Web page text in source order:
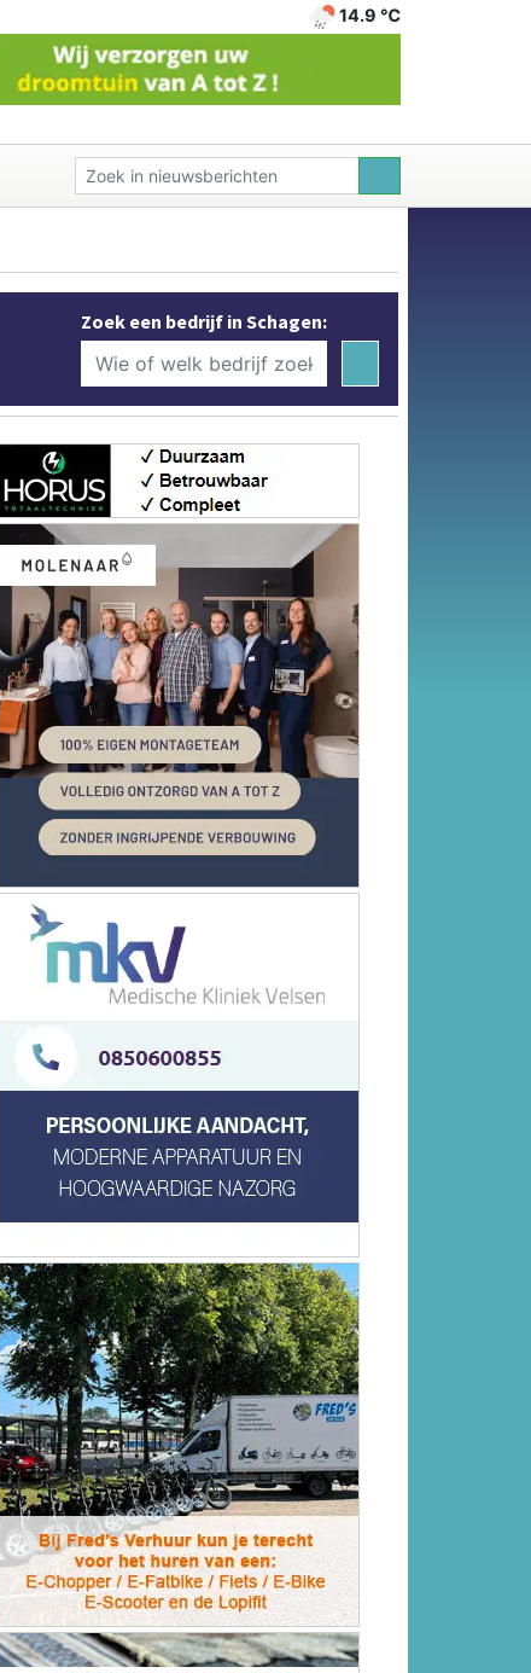
14.9 ℃
Zoek een bedrijf in Schagen: